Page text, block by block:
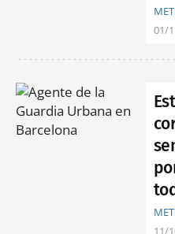
01/
11/